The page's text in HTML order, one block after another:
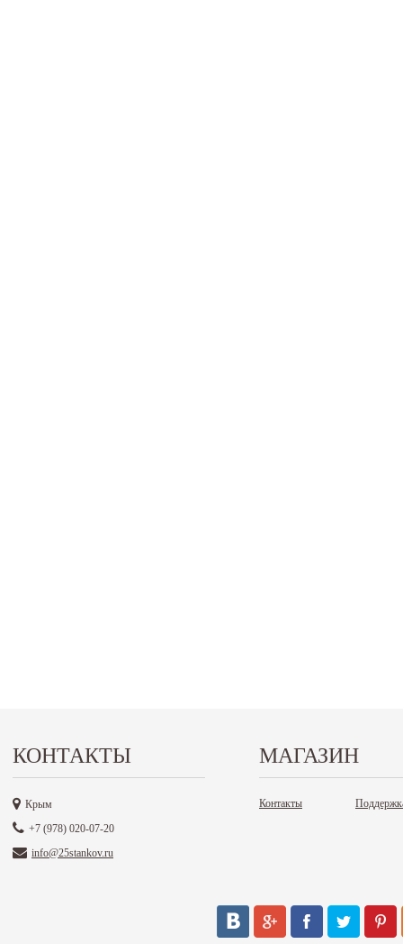
КОНТАКТЫ
Крым
+7 (978) 020-07-20
info@25stankov.ru
МАГАЗИН
Контакты